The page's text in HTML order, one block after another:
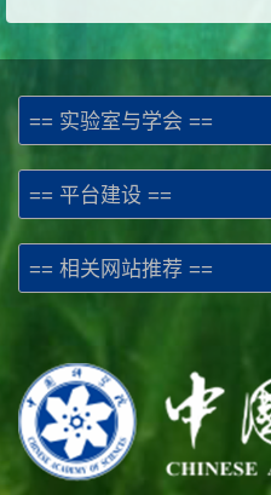
== 实验室与学会 ==
== 平台建设 ==
== 相关网站推荐 ==